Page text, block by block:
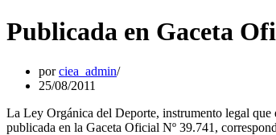
Publicada en Gaceta
porciea_admin
25/08/2011
La Ley Orgánica del Deporte, instrumento legal que
publicada en la Gaceta Oficial Nº 39.741,